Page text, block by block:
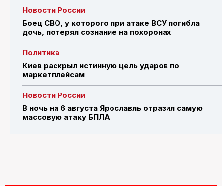
Новости России
Боец СВО, у которого при атаке ВСУ погибла
дочь, потерял сознание на похоронах
Политика
Киев раскрыл истинную цель ударов по
маркетплейсам
Новости России
В ночь на 6 августа Ярославль отразил самую
массовую атаку БПЛА